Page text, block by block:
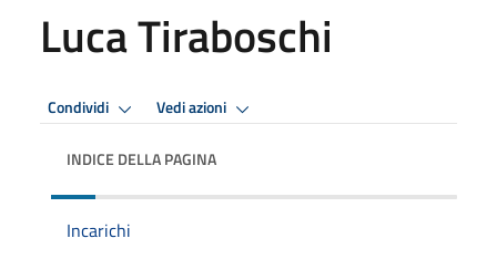
Luca Tiraboschi
Condividi Vedi azioni
INDICE DELLA PAGINA
Incarichi